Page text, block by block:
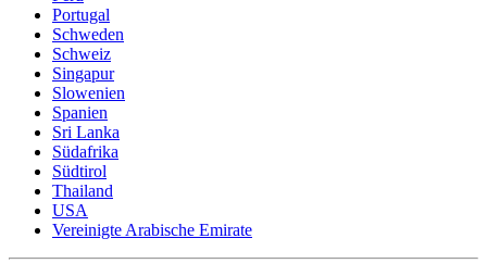
Portugal
Schweden
Schweiz
Singapur
Slowenien
Spanien
Sri Lanka
Südafrika
Südtirol
Thailand
USA
Vereinigte Arabische Emirate